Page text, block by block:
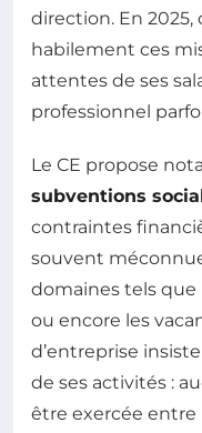
direction. En
habilement ces
attentes de ses
professionnel
Le CE propose
subventions
contraintes
souvent
domaines tels que
ou encore les
d’entreprise
de ses activités :
être exercée entre